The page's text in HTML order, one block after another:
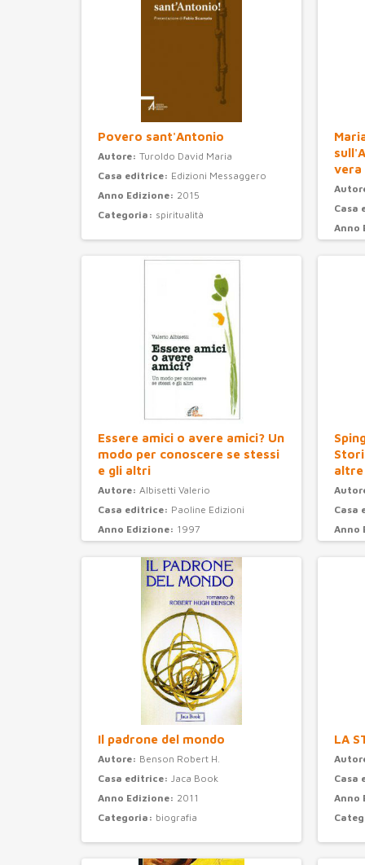
Povero sant'Antonio
Autore: Turoldo David Maria
Casa editrice: Edizioni Messaggero
Anno Edizione: 2015
Categoria: spiritualità
vera
Casa
Anno
Essere amici o avere amici? Un
modo per conoscere se stessi
e gli altri
Autore: Albisetti Valerio
Casa editrice: Paoline Edizioni
Anno Edizione: 1997
Casa
Anno
Il padrone del mondo
Autore: Benson Robert H.
Casa editrice: Jaca Book
Anno Edizione: 2011
Categoria: biografia
LA
Casa
Anno